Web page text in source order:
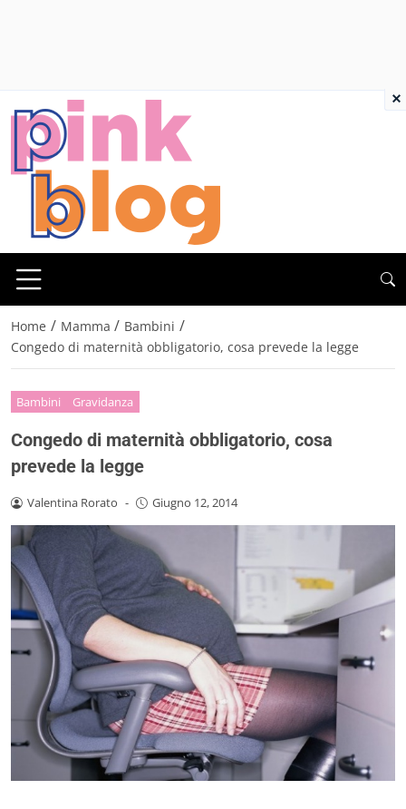
Home / Mamma / Bambini /
Congedo di maternità obbligatorio, cosa prevede la legge
Bambini Gravidanza
Congedo di maternità obbligatorio, cosa
prevede la legge
Valentina Rorato - Giugno 12, 2014
×